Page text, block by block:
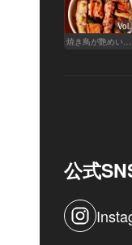
焼き鳥が艶めいてきた
公式